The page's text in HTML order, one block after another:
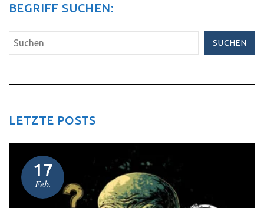
BEGRIFF SUCHEN:
SUCHEN
LETZTE POSTS
17
Feb.